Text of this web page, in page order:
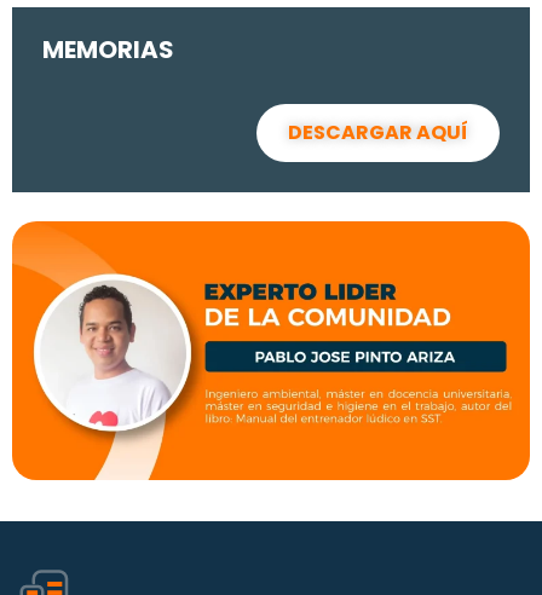
MEMORIAS
DESCARGAR AQUÍ